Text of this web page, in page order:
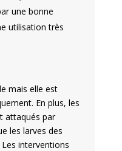
une bonne
utilisation très
mais elle est
En plus, les
attaqués par
les larves des
interventions